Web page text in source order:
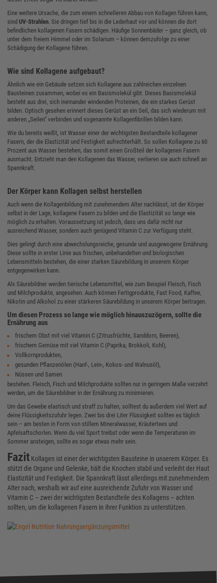
Eine weitere Ursache, die zum einem schnelleren Abbau von Kollagen führen kann,
sind UV-Strahlen . Sie dringen tief bis in die Lederhaut vor und können die dort
befindlichen kollagenen Fasern schädigen. Häufige Sonnenbäder – ganz gleich, ob
unter dem freiem Himmel oder im Solarium – können demzufolge zu einer
Schädigung der Kollagene führen.
Wie sind Kollagene aufgebaut?
Ähnlich wie ein Gebäude setzen sich Kollagene aus zahlreichen einzelnen
Bausteinen zusammen, wobei es ein Basismolekül gibt. Dieses Basismolekül
besteht aus drei, sich ineinander windenden Proteinen, die ein starkes Gerüst
bilden. Optisch gesehen erinnert dieses Gerüst an ein Seil, das sich wiederum mit
anderen „Seilen“ verbinden und sogenannte Kollagenfibrillen bilden kann.
Wie du bereits weißt, ist Wasser einer der wichtigsten Bestandteile kollagener
Fasern, der die Elastizität und Festigkeit aufrechterhält. So sollen Kollagene zu 60
Prozent aus Wasser bestehen, das somit einen Großteil der kollagenen Fasern
ausmacht. Entzieht man den Kollagenen das Wasser, verlieren sie auch schnell an
Spannkraft.
Der Körper kann Kollagen selbst herstellen
Auch wenn die Kollagenbildung mit zunehmendem Alter nachlässt, ist der Körper
selbst in der Lage, kollagene Fasern zu bilden und die Elastizität so lange wie
möglich zu erhalten. Voraussetzung ist jedoch, dass uns dafür nicht nur
ausreichend Wasser, sondern auch genügend Vitamin C zur Verfügung steht.
Dies gelingt durch eine abwechslungsreiche, gesunde und ausgewogene Ernährung.
Diese sollte in erster Linie aus frischen, unbehandelten und biologischen
Lebensmitteln bestehen, die einer starken Säurebildung in unserem Körper
entgegenwirken kann.
Als Säurebildner werden tierische Lebensmittel, wie zum Beispiel Fleisch, Fisch
und Milchprodukte, angesehen. Auch können Fertigprodukte, Fast Food, Kaffee,
Nikotin und Alkohol zu einer stärkeren Säurebildung in unserem Körper beitragen.
Um diesen Prozess so lange wie möglich hinauszuzögern, sollte die
Ernährung aus
frischem Obst mit viel Vitamin C (Zitrusfrüchte, Sanddorn, Beeren),
frischem Gemüse mit viel Vitamin C (Paprika, Brokkoli, Kohl),
Vollkornprodukten,
gesunden Pflanzenölen (Hanf-, Lein-, Kokos- und Walnusöl),
Nüssen und Samen
bestehen. Fleisch, Fisch und Milchprodukte sollten nur in geringem Maße verzehrt
werden, um die Säurebildner in der Ernährung zu minimieren.
Um das Gewebe elastisch und straff zu halten, solltest du außerdem viel Wert auf
deine Flüssigkeitszufuhr legen. Zwei bis drei Liter Flüssigkeit sollten es täglich
sein – am besten in Form von stillem Mineralwasser, Kräutertees und
Apfelsaftschorlen. Wenn du viel Sport treibst oder wenn die Temperaturen im
Sommer ansteigen, sollte es sogar etwas mehr sein.
Fazit Kollagen ist einer der wichtigsten Bausteine in unserem Körper. Es
stützt die Organe und Gelenke, hält die Knochen stabil und verleiht der Haut
Elastizität und Festigkeit. Die Spannkraft lässt allerdings mit zunehmendem
Alter nach, weshalb wir auf eine ausreichende Zufuhr von Wasser und
Vitamin C – zwei der wichtigsten Bestandteile des Kollagens – achten
sollten, um die kollagenen Fasern in ihrer Funktion zu unterstützen.